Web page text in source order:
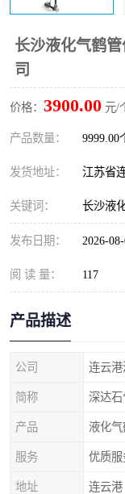
长沙液化气鹤
司
价格： 3900.00 元/
产品数量： 9999.00
发货地址： 江苏省
关键词： 长沙液
发布日期： 2026-
阅 读 量： 117
产品描述
公司 连云港
简称 深达石
产品 液化气
服务 优质服
地址 连云港